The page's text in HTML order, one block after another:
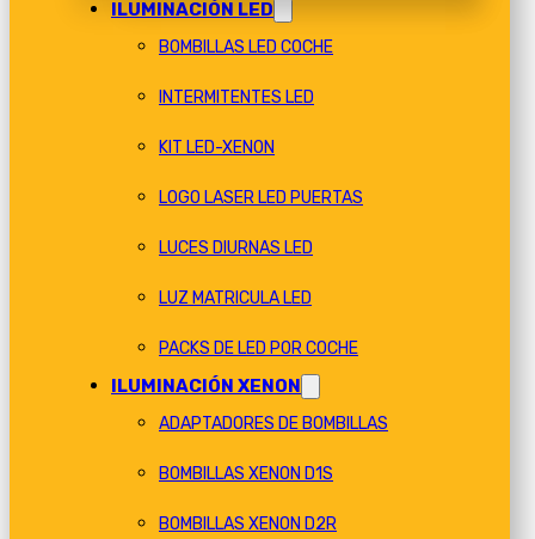
ILUMINACIÓN LED
BOMBILLAS LED COCHE
INTERMITENTES LED
KIT LED-XENON
LOGO LASER LED PUERTAS
LUCES DIURNAS LED
LUZ MATRICULA LED
PACKS DE LED POR COCHE
ILUMINACIÓN XENON
ADAPTADORES DE BOMBILLAS
BOMBILLAS XENON D1S
BOMBILLAS XENON D2R